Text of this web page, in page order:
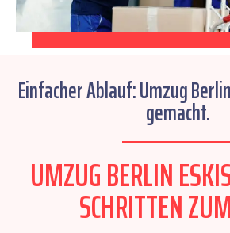
Einfacher Ablauf: Umzug
gemacht.
UMZUG BERLIN
SCHRITTEN